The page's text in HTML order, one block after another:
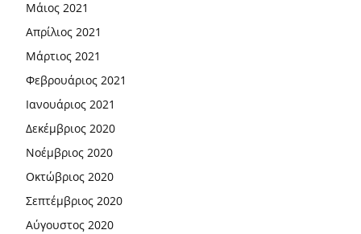
Μάιος 2021
Απρίλιος 2021
Μάρτιος 2021
Φεβρουάριος 2021
Ιανουάριος 2021
Δεκέμβριος 2020
Νοέμβριος 2020
Οκτώβριος 2020
Σεπτέμβριος 2020
Αύγουστος 2020